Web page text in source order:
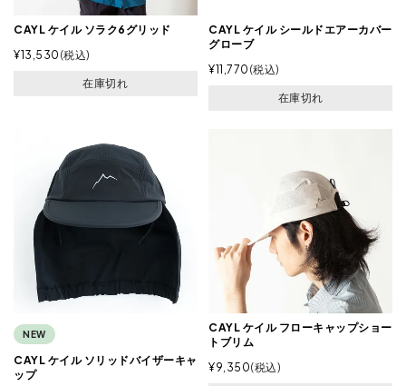
CAYL ケイル ソラク6グリッド
¥13,530 税込
在庫切れ
CAYL ケイル シールドエアーカバー
グローブ
¥11,770 税込
在庫切れ
NEW
CAYL ケイル ソリッドバイザーキャ
ップ
CAYL ケイル フローキャップショー
トブリム
¥9,350 税込